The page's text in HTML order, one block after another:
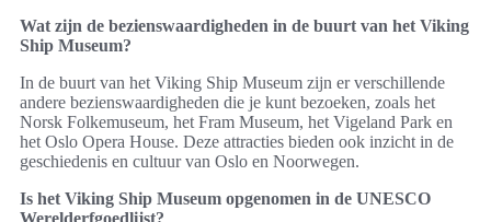
Wat zijn de bezienswaardigheden in de buurt van het Viking
Ship Museum?
In de buurt van het Viking Ship Museum zijn er verschillende
andere bezienswaardigheden die je kunt bezoeken, zoals het
Norsk Folkemuseum, het Fram Museum, het Vigeland Park en
het Oslo Opera House. Deze attracties bieden ook inzicht in de
geschiedenis en cultuur van Oslo en Noorwegen.
Is het Viking Ship Museum opgenomen in de UNESCO